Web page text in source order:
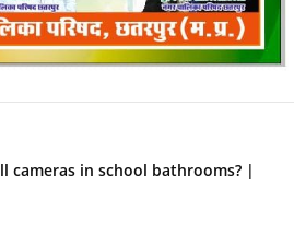
cameras in school bathrooms? |